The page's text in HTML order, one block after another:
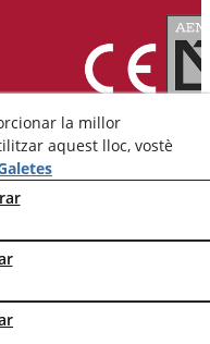
els drets reservats.
la millor
aquest lloc, vostè